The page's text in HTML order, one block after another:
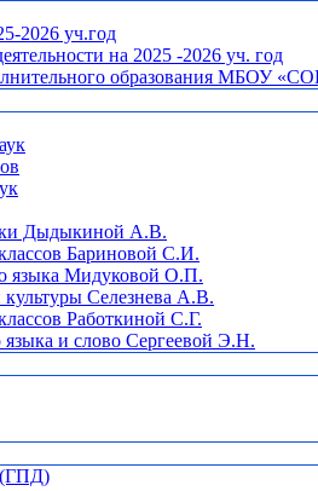
2026 уч.год
на 2025 -2026 уч. год
образования МБОУ
Дыдыкиной А.В.
Бариновой С.И.
языка Мидуковой О.П.
Селезнева А.В.
Работкиной С.Г.
языка и слово Сергеевой Э.Н.
(ГПД)